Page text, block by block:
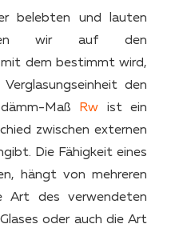
belebten und lauten
wir auf den
mit dem bestimmt wird,
den
Maß
Rw ist ein
zwischen externen
Die Fähigkeit eines
hängt von mehreren
Art des verwendeten
oder auch die Art